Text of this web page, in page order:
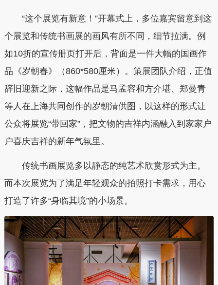
“这个展览有新意！”开幕式上，多位嘉宾留意到这
个展览和传统书画展的画风有所不同，细节拉满。例
如10折的宣传册页打开后，背面是一件大幅的国画作
品《岁朝春》（860*580厘米）。策展团队介绍，正值
辞旧迎新之际，这幅作品是马孟容和方介堪、郑曼青
等人在上海共同创作的岁朝清供图，以这样的形式让
公众将展览“带回家”，把文物的吉祥内涵融入到家家户
户喜庆吉祥的新年气氛里。
传统书画展览多以静态的纯艺术欣赏形式为主。
而本次展览为了满足年轻观众的拍照打卡需求，用心
打造了许多“身临其境”的小场景。